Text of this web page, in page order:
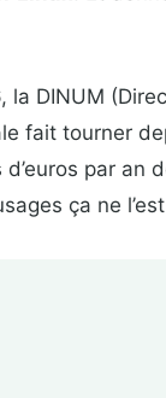
la DINUM
fait tourner
par an
ça ne